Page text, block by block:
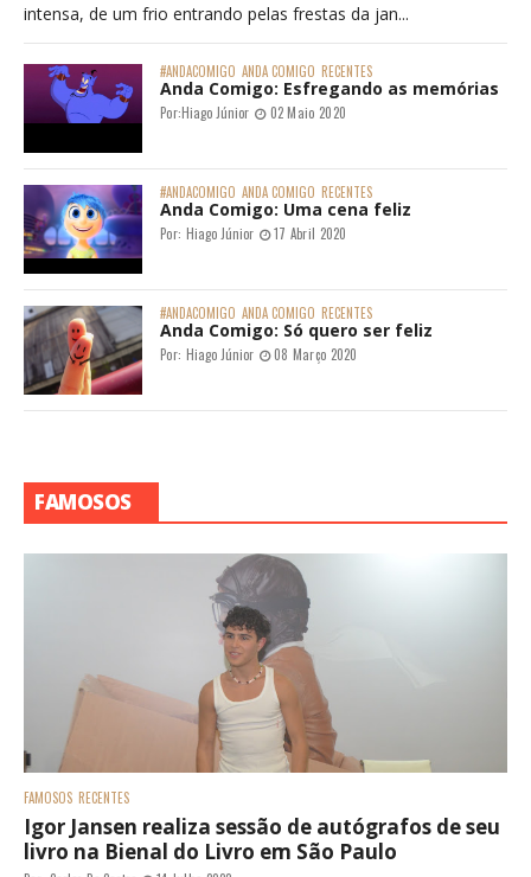
intensa, de um frio entrando pelas frestas da jan...
#ANDACOMIGO ANDA COMIGO RECENTES
Anda Comigo: Esfregando as memórias
Por:Hiago Júnior 02 Maio 2020
#ANDACOMIGO ANDA COMIGO RECENTES
Anda Comigo: Uma cena feliz
Por: Hiago Júnior 17 Abril 2020
#ANDACOMIGO ANDA COMIGO RECENTES
Anda Comigo: Só quero ser feliz
Por: Hiago Júnior 08 Março 2020
FAMOSOS
FAMOSOS RECENTES
Igor Jansen realiza sessão de autógrafos de seu
livro na Bienal do Livro em São Paulo